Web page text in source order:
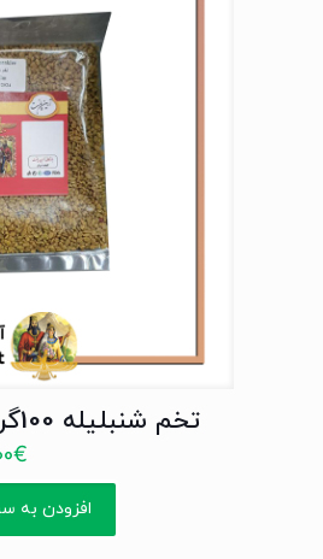
تخم شنبلیله 100گرم Bockshornklee
€
افزودن به